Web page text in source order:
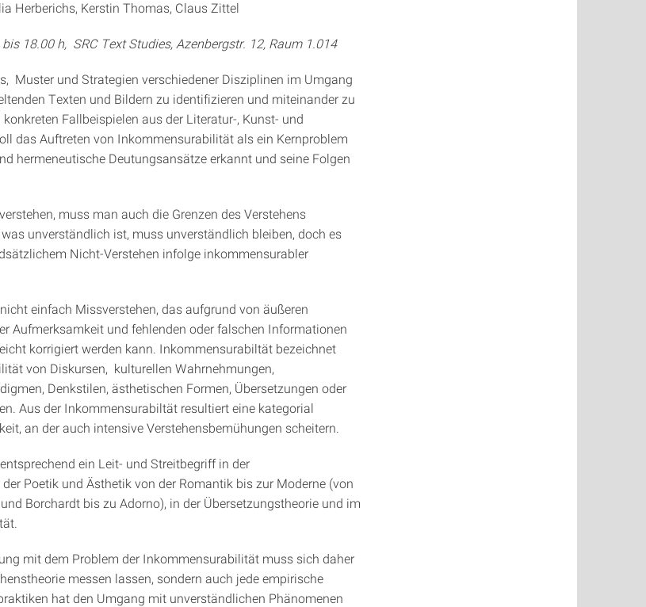
Herberichs, Kerstin Thomas, Claus Zittel
18.00 h, SRC Text Studies, Azenbergstr. 12, Raum 1.014
Muster und Strategien verschiedener Disziplinen im Umgang
Texten und Bildern zu identifizieren und miteinander zu
Fallbeispielen aus der Literatur-, Kunst- und
das Auftreten von Inkommensurabilität als ein Kernproblem
hermeneutische Deutungsansätze erkannt und seine Folgen
muss man auch die Grenzen des Verstehens
unverständlich ist, muss unverständlich bleiben, doch es
Nicht-Verstehen infolge inkommensurabler
einfach Missverstehen, das aufgrund von äußeren
Aufmerksamkeit und fehlenden oder falschen Informationen
korrigiert werden kann. Inkommensurabiltät bezeichnet
von Diskursen, kulturellen Wahrnehmungen,
Denkstilen, ästhetischen Formen, Übersetzungen oder
Aus der Inkommensurabiltät resultiert eine kategorial
an der auch intensive Verstehensbemühungen scheitern.
ein Leit- und Streitbegriff in der
Poetik und Ästhetik von der Romantik bis zur Moderne (von
Borchardt bis zu Adorno), in der Übersetzungstheorie und im
mit dem Problem der Inkommensurabilität muss sich daher
messen lassen, sondern auch jede empirische
hat den Umgang mit unverständlichen Phänomenen